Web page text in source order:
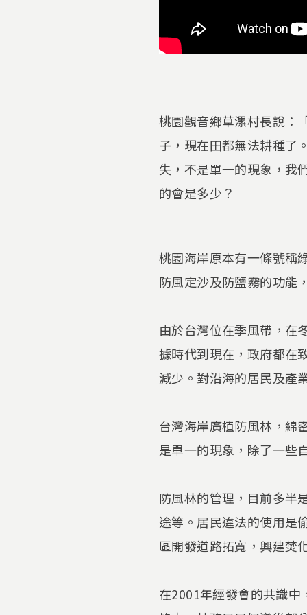
桃園觀音鄉草漯村長說：
子，現在田都無法耕種了
失，不是單一的現象，我
的會是多少？
桃園海岸原本有一條號稱
防風定沙及防鹽霧的功能
由於台灣位在季風帶，在
據時代到現在，政府都在
減少。對沿海的居民及產
台灣海岸廣植防風林，綿
是單一的現象，除了一些
防風林的管理，目前多半
途等。居民違法的使用是
區開發道路拓寬，興建焚
在2001年經發會的共識